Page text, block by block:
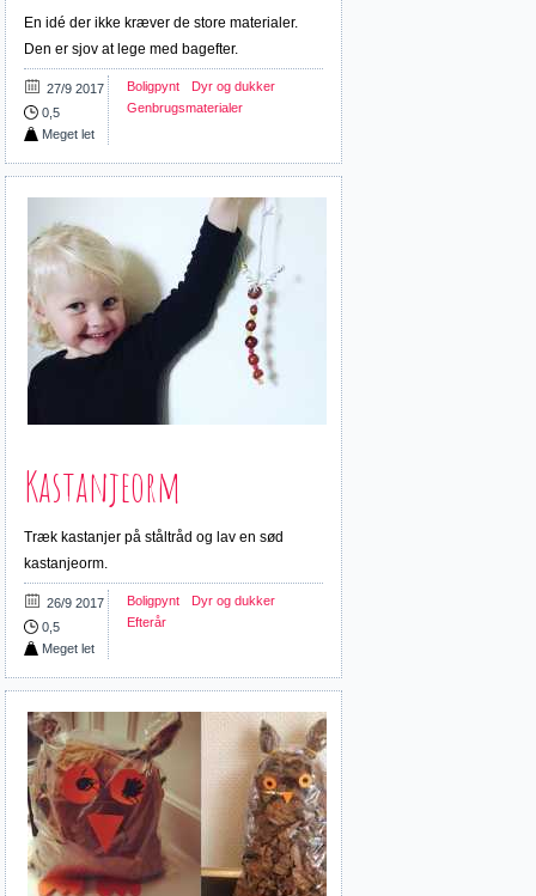
En idé der ikke kræver de store materialer.
Den er sjov at lege med bagefter.
27/9 2017
0,5
Meget let
Boligpynt
Dyr og dukker
Genbrugsmaterialer
Kastanjeorm
Træk kastanjer på ståltråd og lav en sød
kastanjeorm.
26/9 2017
0,5
Meget let
Boligpynt
Dyr og dukker
Efterår